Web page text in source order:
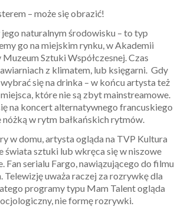
– może się obrazić!
naturalnym środowisku – to typ
go na miejskim rynku, w Akademii
Sztuki Współczesnej. Czas
z klimatem, lub księgarni. Gdy
się na drinka – w końcu artysta też
które nie są zbyt mainstreamowe.
na koncert alternatywnego francuskiego
nóżką w rytm bałkańskich rytmów.
w domu, artysta ogląda na TVP Kultura
świata sztuki lub wkręca się w niszowe
Fan serialu Fargo, nawiązującego do filmu
Telewizję uważa raczej za rozrywkę dla
programy typu Mam Talent ogląda
nie formę rozrywki.